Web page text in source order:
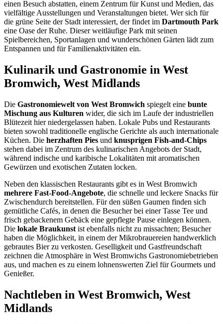
einen Besuch abstatten, einem Zentrum für Kunst und Medien, das
vielfältige Ausstellungen und Veranstaltungen bietet. Wer sich für
die grüne Seite der Stadt interessiert, der findet im Dartmouth Park
eine Oase der Ruhe. Dieser weitläufige Park mit seinen
Spielbereichen, Sportanlagen und wunderschönen Gärten lädt zum
Entspannen und für Familienaktivitäten ein.
Kulinarik und Gastronomie in West
Bromwich, West Midlands
Die Gastronomiewelt von West Bromwich spiegelt eine bunte
Mischung aus Kulturen wider, die sich im Laufe der industriellen
Blütezeit hier niedergelassen haben. Lokale Pubs und Restaurants
bieten sowohl traditionelle englische Gerichte als auch internationale
Küchen. Die herzhaften Pies und knusprigen Fish-and-Chips
stehen dabei im Zentrum des kulinarischen Angebots der Stadt,
während indische und karibische Lokalitäten mit aromatischen
Gewürzen und exotischen Zutaten locken.
Neben den klassischen Restaurants gibt es in West Bromwich
mehrere Fast-Food-Angebote, die schnelle und leckere Snacks für
Zwischendurch bereitstellen. Für den süßen Gaumen finden sich
gemütliche Cafés, in denen die Besucher bei einer Tasse Tee und
frisch gebackenem Gebäck eine gepflegte Pause einlegen können.
Die lokale Braukunst ist ebenfalls nicht zu missachten; Besucher
haben die Möglichkeit, in einem der Mikrobrauereien handwerklich
gebrautes Bier zu verkosten. Geselligkeit und Gastfreundschaft
zeichnen die Atmosphäre in West Bromwichs Gastronomiebetrieben
aus, und machen es zu einem lohnenswerten Ziel für Gourmets und
Genießer.
Nachtleben in West Bromwich, West
Midlands